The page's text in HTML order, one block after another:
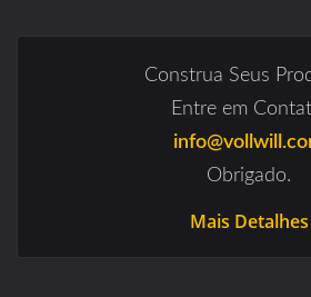
Construa Seus
Entre em
Obrigado.
Mais Detalhes